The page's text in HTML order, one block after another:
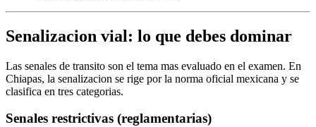
Senalizacion vial: lo que debes dominar
Las senales de transito son el tema mas evaluado en el examen. En
Chiapas, la senalizacion se rige por la norma oficial mexicana y se
clasifica en tres categorias.
Senales restrictivas (reglamentarias)